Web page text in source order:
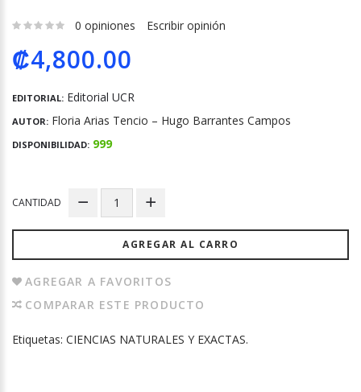
0 opiniones Escribir opinión
₡4,800.00
EDITORIAL: Editorial UCR
AUTOR: Floria Arias Tencio – Hugo Barrantes Campos
DISPONIBILIDAD: 999
CANTIDAD
AGREGAR AL CARRO
AGREGAR A FAVORITOS
COMPARAR ESTE PRODUCTO
Etiquetas: CIENCIAS NATURALES Y EXACTAS.